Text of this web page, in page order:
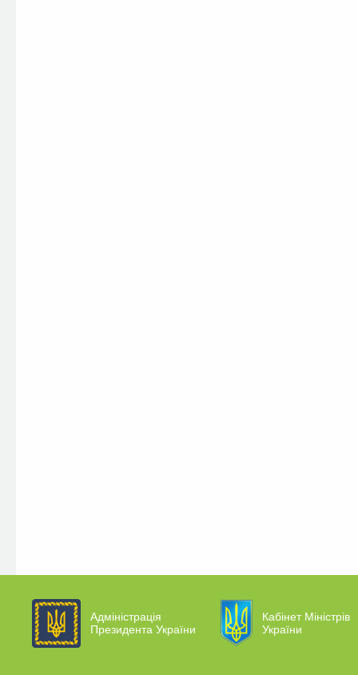
Адміністрація
Президента України
Кабінет Міністрів
України